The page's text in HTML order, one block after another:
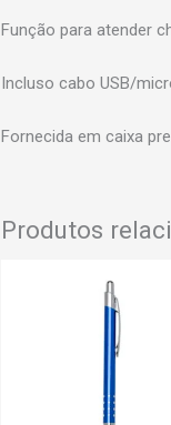
Função para atender
Incluso cabo USB/
Fornecida em caixa
Produtos